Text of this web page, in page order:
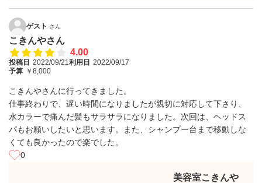
ゲスト さん
こきんやさん
4.00
投稿日 2022/09/21利用日 2022/09/17
予算 ￥8,000
こきんやさんに行ってきました。
仕事終わりで、遅い時間になりましたが親切に対応して下さり、
水カラーで痛んだ髪もサラサラになりました。次回は、ヘッドス
パもお願いしたいと思います。また、シャンプー台まで移動しな
くても良かったので楽でした。
0
美容室こきんや